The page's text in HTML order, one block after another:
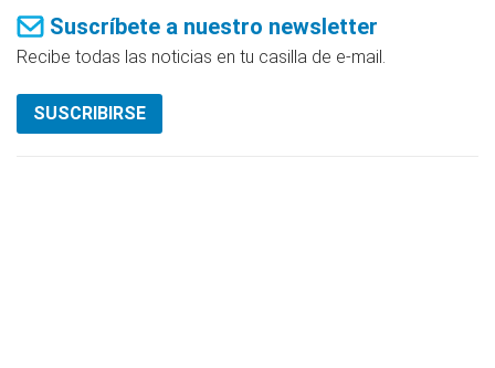
Suscríbete a nuestro newsletter
Recibe todas las noticias en tu casilla de e-mail.
SUSCRIBIRSE